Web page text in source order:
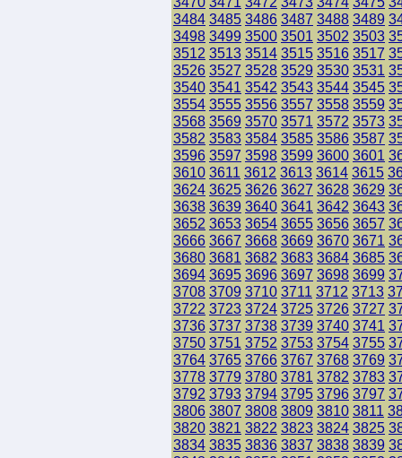
3484 3485 3486 3487 3488 3489
3498 3499 3500 3501 3502 3503
3512 3513 3514 3515 3516 3517
3526 3527 3528 3529 3530 3531
3540 3541 3542 3543 3544 3545
3554 3555 3556 3557 3558 3559
3568 3569 3570 3571 3572 3573
3582 3583 3584 3585 3586 3587
3596 3597 3598 3599 3600 3601
3610 3611 3612 3613 3614 3615
3624 3625 3626 3627 3628 3629
3638 3639 3640 3641 3642 3643
3652 3653 3654 3655 3656 3657
3666 3667 3668 3669 3670 3671
3680 3681 3682 3683 3684 3685
3694 3695 3696 3697 3698 3699
3708 3709 3710 3711 3712 3713
3722 3723 3724 3725 3726 3727
3736 3737 3738 3739 3740 3741
3750 3751 3752 3753 3754 3755
3764 3765 3766 3767 3768 3769
3778 3779 3780 3781 3782 3783
3792 3793 3794 3795 3796 3797
3806 3807 3808 3809 3810 3811
3820 3821 3822 3823 3824 3825
3834 3835 3836 3837 3838 3839